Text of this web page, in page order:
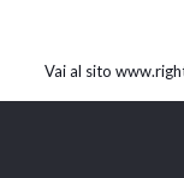
Vai al sito